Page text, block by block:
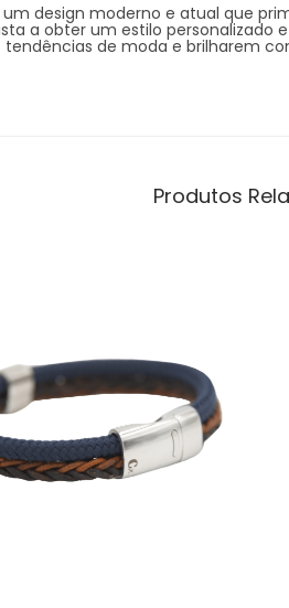
design moderno e atual que
a obter um estilo personalizado
de moda e brilharem
Produtos